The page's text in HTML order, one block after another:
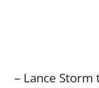
– Lance Storm